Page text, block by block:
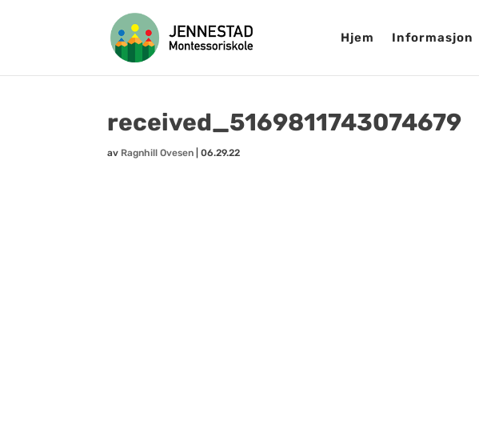
Hjem Informasjon
received_5169811743074679
av Ragnhill Ovesen |06.29.22